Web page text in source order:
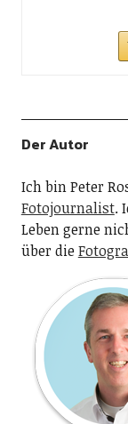
Der Autor
Ich bin Peter
Fotojournalist.
Leben gerne
über die